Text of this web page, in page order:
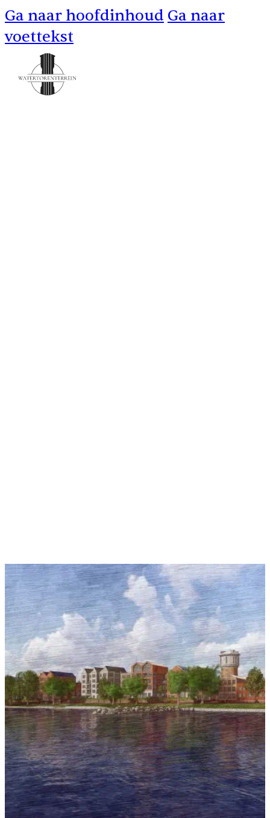
Ga naar hoofdinhoud Ga naar
voettekst
Sfeerverslag
inloopavond 29
november 2023.